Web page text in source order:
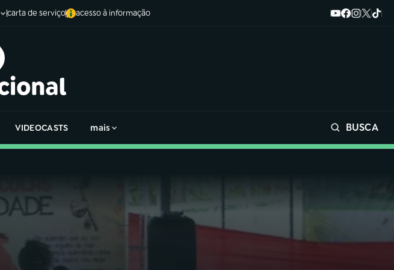
carta de serviço acesso à informação
VIDEOCASTS mais BUSCA